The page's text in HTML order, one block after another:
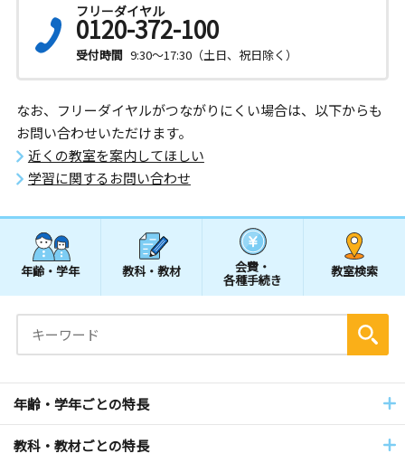
フリーダイヤル
0120-372-100
受付時間 9:30～17:30（土日、祝日除く）
なお、フリーダイヤルがつながりにくい場合は、以下からも
お問い合わせいただけます。
近くの教室を案内してほしい
学習に関するお問い合わせ
年齢・学年 教科・教材 会費・
各種手続き
教室検索
年齢・学年ごとの特長
教科・教材ごとの特長